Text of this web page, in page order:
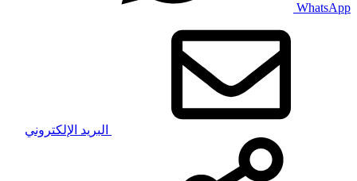
WhatsApp
البريد الإلكتروني